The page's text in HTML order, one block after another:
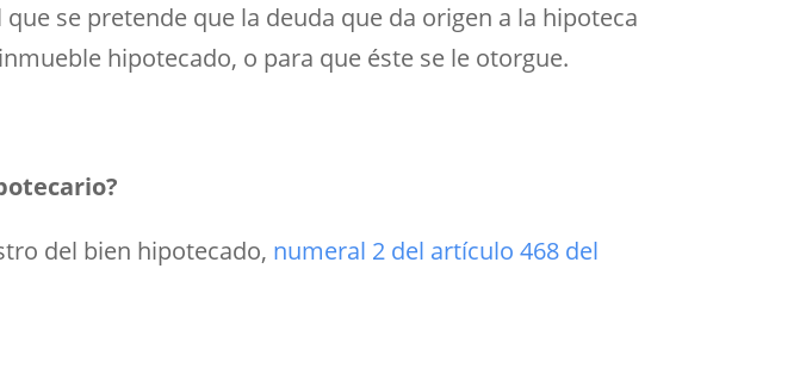
que se pretende que la deuda que da origen a la hipoteca
hipotecado, o para que éste se le otorgue.
del bien hipotecado, numeral 2 del artículo 468 del